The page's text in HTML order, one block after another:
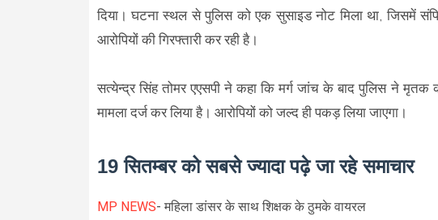
दिया। घटना स्थल से पुलिस को एक सुसाइड नोट मिला था, जिसमें
आरोपियों की गिरफ्तारी कर रही है।
सत्येन्द्र सिंह तोमर एएसपी ने कहा कि मर्ग जांच के बाद पुलिस ने मृतक
मामला दर्ज कर लिया है। आरोपियों को जल्द ही पकड़ लिया जाएगा।
19 सितम्बर को सबसे ज्यादा पढ़े जा रहे समाचार
MP NEWS- महिला डांसर के साथ शिक्षक के ठुमके वायरल